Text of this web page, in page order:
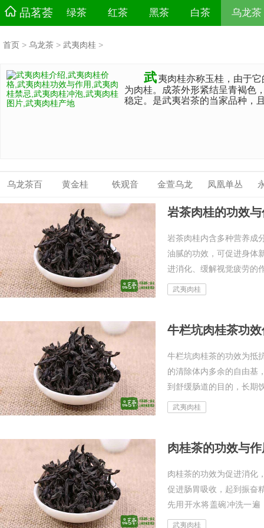
品茗荟 绿茶 红茶 黑茶 白茶 乌龙茶
首页 > 乌龙茶 > 武夷肉桂 >
武夷肉桂亦称玉桂，由于
为肉桂。成茶外形紧结呈青褐色
稳定。是武夷岩茶的当家品种，
乌龙茶百 黄金桂 铁观音 金萱乌龙 凤凰单丛
岩茶肉桂的功效
岩茶肉桂内含多种营养成
油腻的功效，可促进身体
进消化、缓解视觉疲劳的
敏感人群禁忌饮用。...
武夷肉桂
牛栏坑肉桂茶功
牛栏坑肉桂茶的功效为抵
的清除体内多余的自由基
到舒缓肠道的目的，长期
武夷肉桂
肉桂茶的功效与
肉桂茶的功效为促进消化
促进肠胃吸收，起到振奋
先用开水将盖碗冲洗一
水，闷泡7s左右即可出汤
武夷肉桂